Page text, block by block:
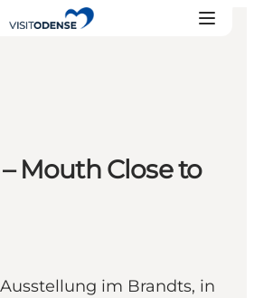
Mouth Close to
im Brandts, in